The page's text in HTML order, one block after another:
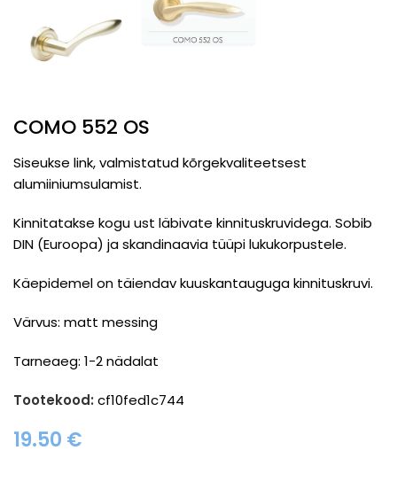
COMO 552 OS
Siseukse link, valmistatud kõrgekvaliteetsest
alumiiniumsulamist.
Kinnitatakse kogu ust läbivate kinnituskruvidega. Sobib
DIN (Euroopa) ja skandinaavia tüüpi lukukorpustele.
Käepidemel on täiendav kuuskantauguga kinnituskruvi.
Värvus: matt messing
Tarneaeg: 1-2 nädalat
Tootekood: cf10fed1c744
19.50 €